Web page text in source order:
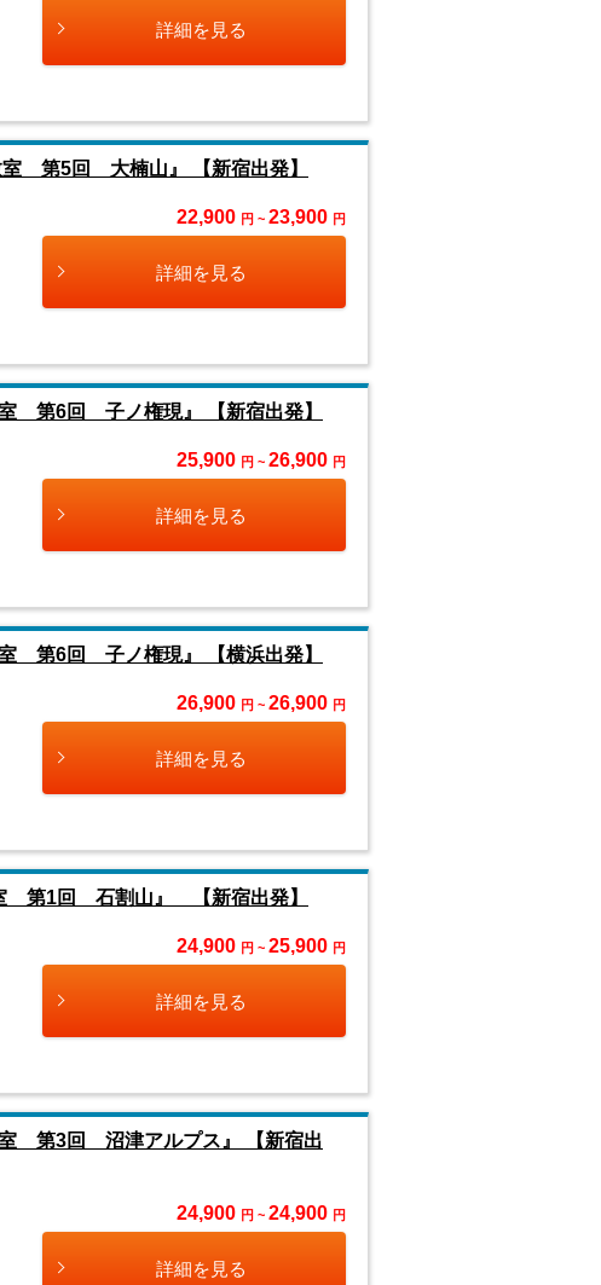
詳細を見る
室 第5回 大楠山』 【新宿出発】
22,900 円 ~ 23,900 円
詳細を見る
第6回 子ノ権現』 【新宿出発】
25,900 円 ~ 26,900 円
詳細を見る
第6回 子ノ権現』 【横浜出発】
26,900 円 ~ 26,900 円
詳細を見る
室 第1回 石割山』 【新宿出発】
24,900 円 ~ 25,900 円
詳細を見る
室 第3回 沼津アルプス』 【新宿出
24,900 円 ~ 24,900 円
詳細を見る